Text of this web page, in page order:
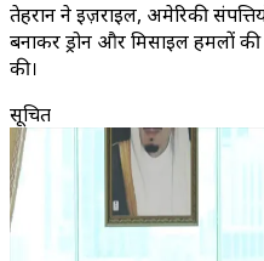
तेहरान ने इज़राइल, अमेरिकी
बनाकर ड्रोन और मिसाइल हमलों
की।
सूचित